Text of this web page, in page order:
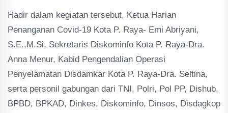
Hadir dalam kegiatan tersebut, Ketua Harian
Penanganan Covid-19 Kota P. Raya- Emi Abriyani,
S.E.,M.Si, Sekretaris Diskominfo Kota P. Raya-Dra.
Anna Menur, Kabid Pengendalian Operasi
Penyelamatan Disdamkar Kota P. Raya-Dra. Seltina,
serta personil gabungan dari TNI, Polri, Pol PP, Dishub,
BPBD, BPKAD, Dinkes, Diskominfo, Dinsos, Disdagkop